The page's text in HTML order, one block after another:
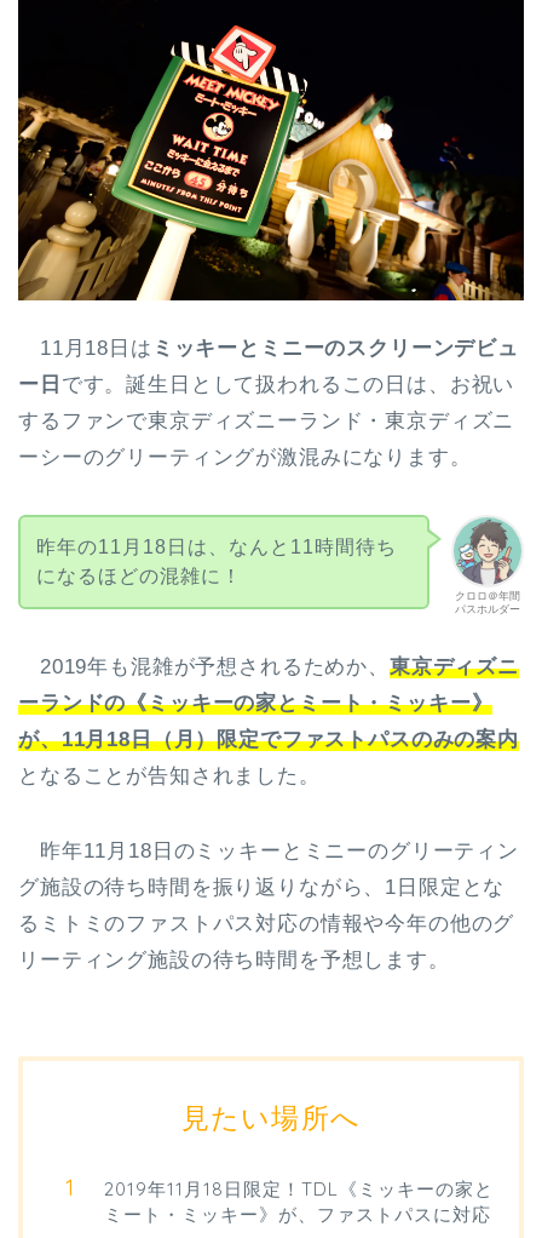
11月18日は ミッキーとミニーのスクリーンデビュ
ー日 です。誕生日として扱われるこの日は、お祝い
するファンで東京ディズニーランド・東京ディズニ
ーシーのグリーティングが激混みになります。
クロロ＠年間
パスホルダー
昨年の11月18日は、なんと11時間待ち
になるほどの混雑に！
2019年も混雑が予想されるためか、 東京ディズニ
ーランドの《ミッキーの家とミート・ミッキー》
が、11月18日（月）限定でファストパスのみの案内
となることが告知されました。
昨年11月18日のミッキーとミニーのグリーティン
グ施設の待ち時間を振り返りながら、1日限定とな
るミトミのファストパス対応の情報や今年の他のグ
リーティング施設の待ち時間を予想します。
見たい場所へ
2019年11月18日限定！TDL《ミッキーの家と
ミート・ミッキー》が、ファストパスに対応